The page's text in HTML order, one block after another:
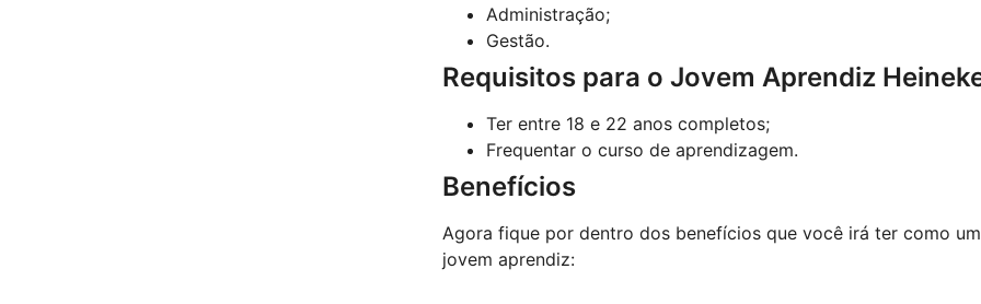
Administração;
Gestão.
Requisitos para o Jovem Aprendiz
Ter entre 18 e 22 anos completos;
Frequentar o curso de aprendizagem.
Benefícios
Agora fique por dentro dos benefícios que você irá ter como um
jovem aprendiz: